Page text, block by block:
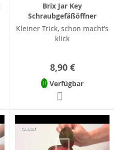
Brix Jar Key
Schraubgefäßöffner
Kleiner Trick, schon macht’s
klick
8,90 €
Verfügbar